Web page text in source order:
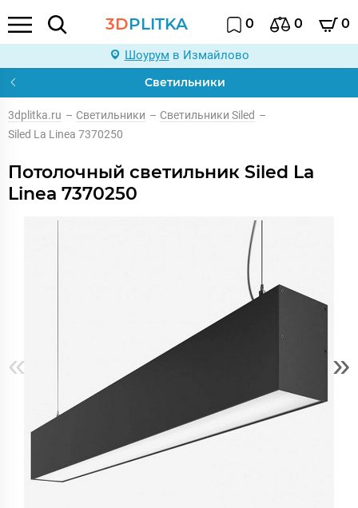
3DPLITKA 0 0 0
Шоурум в Измайлово
Светильники
3dplitka.ru – Светильники – Светильники Siled –
Siled La Linea 7370250
Потолочный светильник Siled La
Linea 7370250
« »